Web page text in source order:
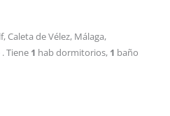
Caleta de Vélez, Málaga,
Tiene 1 habdormitorios, 1 baño